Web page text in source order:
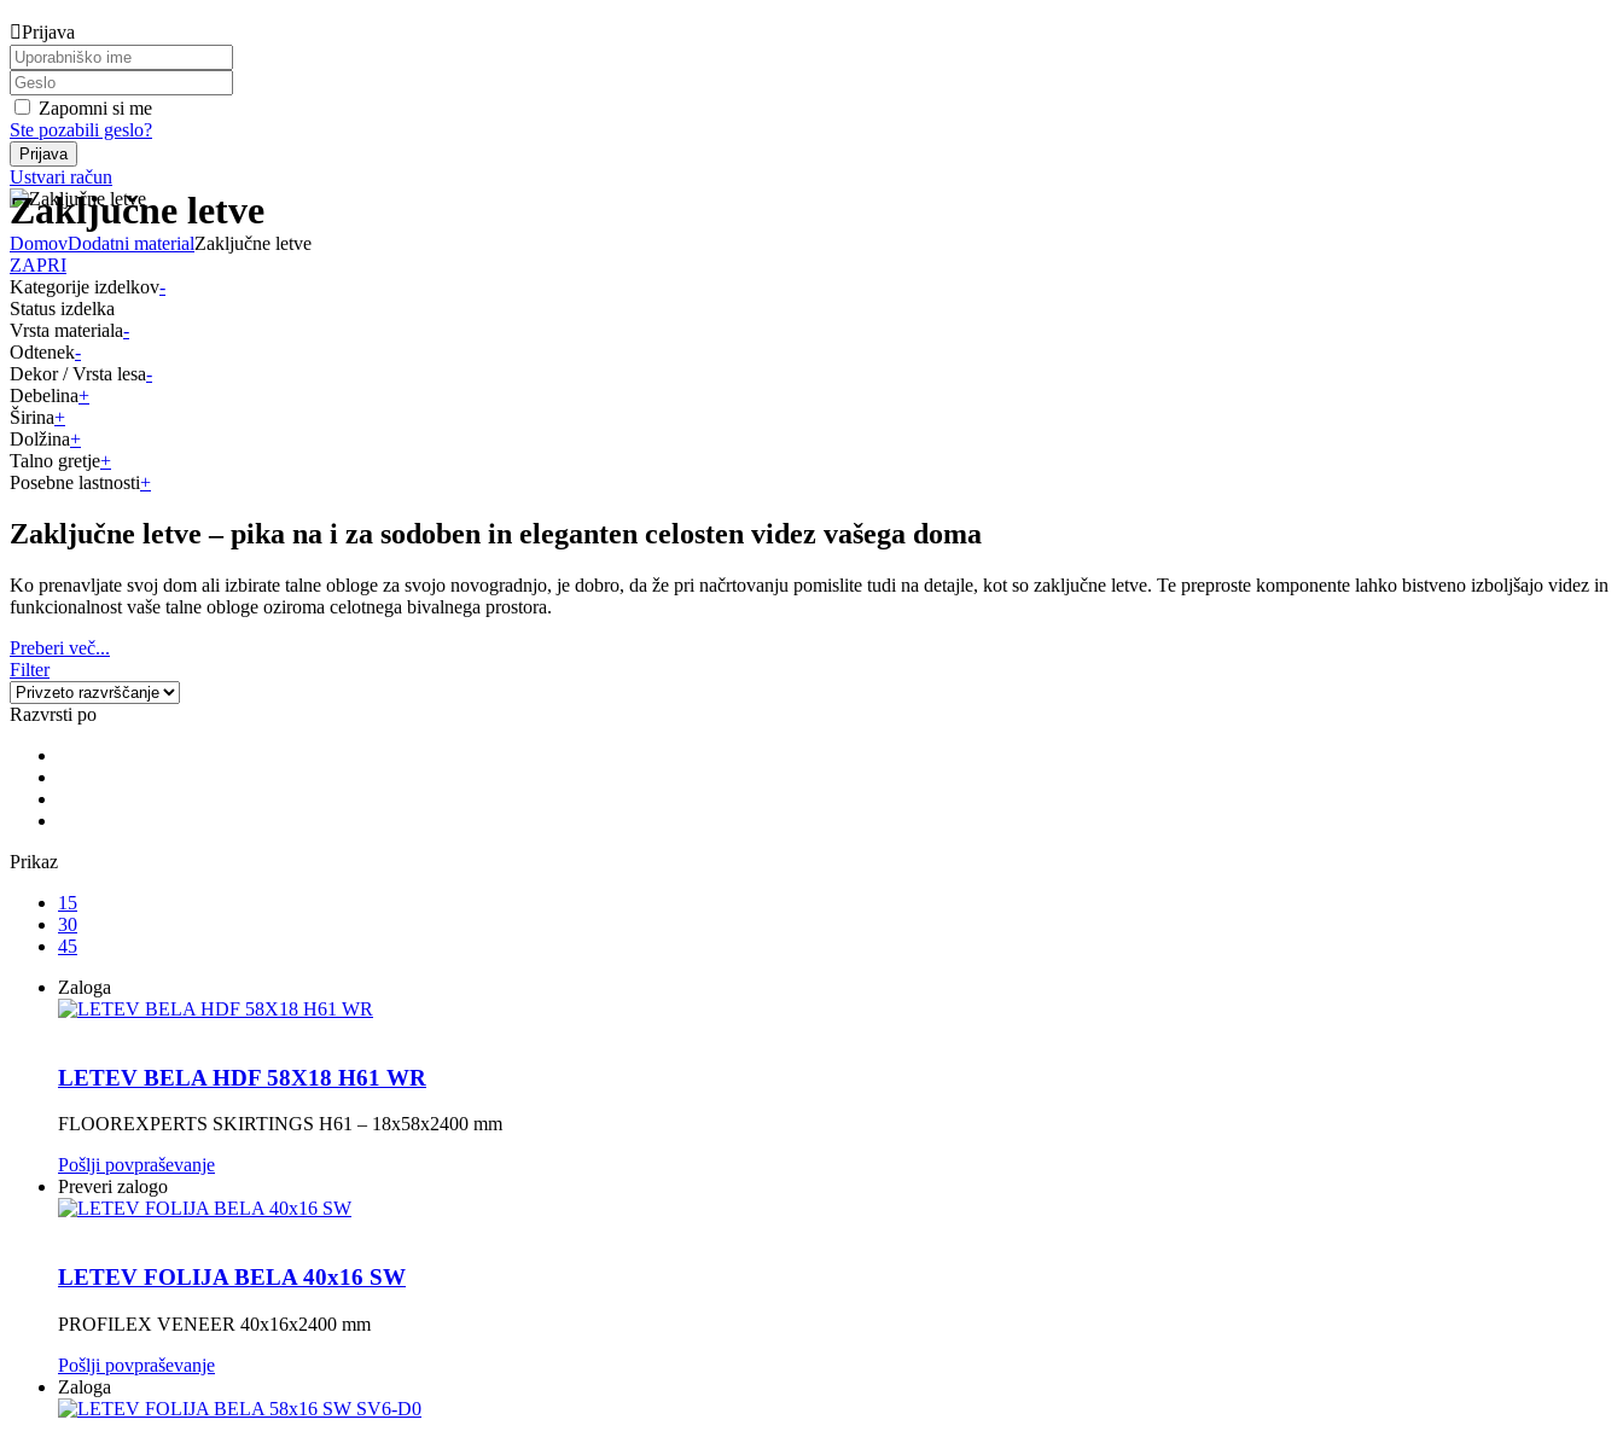
Prijava
Zapomni si me
Ste pozabili geslo?
Ustvari račun
Zaključne letve
DomovDodatni materialZaključne letve
ZAPRI
Kategorije izdelkov-
Status izdelka
Vrsta materiala-
Odtenek-
Dekor / Vrsta lesa-
Debelina+
Širina+
Dolžina+
Talno gretje+
Posebne lastnosti+
Zaključne letve – pika na i za sodoben in eleganten celosten videz vašega doma
Ko prenavljate svoj dom ali izbirate talne obloge za svojo novogradnjo, je dobro, da že pri načrtovanju pomislite tudi na detajle, kot so zaključne letve. Te preproste komponente lahko bistveno izboljšajo videz in
funkcionalnost vaše talne obloge oziroma celotnega bivalnega prostora.
Preberi več...
Filter
Razvrsti po
Prikaz
15
30
45
Zaloga
LETEV BELA HDF 58X18 H61 WR
FLOOREXPERTS SKIRTINGS H61 – 18x58x2400 mm
Pošlji povpraševanje
Preveri zalogo
LETEV FOLIJA BELA 40x16 SW
PROFILEX VENEER 40x16x2400 mm
Pošlji povpraševanje
Zaloga